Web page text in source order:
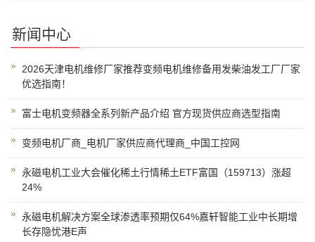
新闻中心
2026天津电机维修厂家推荐变频电机维修备用发柴油发工厂厂家
优选指南！
富士电机变频器全系列新产品介绍 官方现货供应商选型指南
变频电机厂商_电机厂家供应商代理商_中国工控网
永磁电机工业大会催化稀土行情稀土ETF富国（159713）涨超
24%
永磁电机解决方案全球渗透率预期仅64%嘉轩智能工业中长期增
长存隐忧港E声